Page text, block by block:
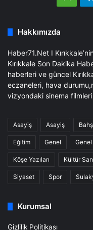
Hakkımızda
Haber71.Net I
Kırıkkale Son Dakika
haberleri ve güncel
eczaneleri, hava
vizyondaki sinema filmleri
Asayiş Asayiş
Eğitim Genel Genel
Köşe Yazıları Kültür
Siyaset Spor
Kurumsal
Gizlilik Politikası